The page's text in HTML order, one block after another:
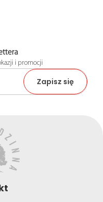
i promocji